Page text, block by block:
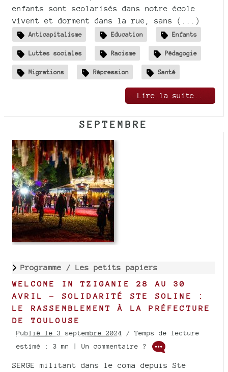
enfants sont scolarisés dans notre école
vivent et dorment dans la rue, sans (...)
Anticapitalisme Education Enfants
Luttes sociales Racisme Pédagogie
Migrations Répression Santé
Lire la suite..
SEPTEMBRE
Programme / Les petits papiers
WELCOME IN TZIGANIE 28 AU 30
AVRIL - SOLIDARITÉ STE SOLINE :
LE RASSEMBLEMENT À LA PRÉFECTURE
DE TOULOUSE
Publié le 3 septembre 2024 / Temps de lecture
estimé : 3 mn | Un commentaire ?
SERGE militant dans le coma depuis Ste